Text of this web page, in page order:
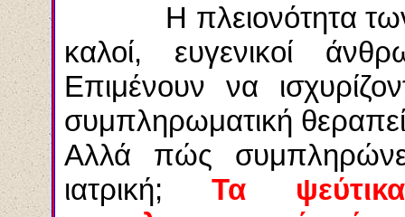
Η πλειονότητα των
καλοί, ευγενικοί
Επιμένουν να
συμπληρωματική
Αλλά πώς
ιατρική;Τα